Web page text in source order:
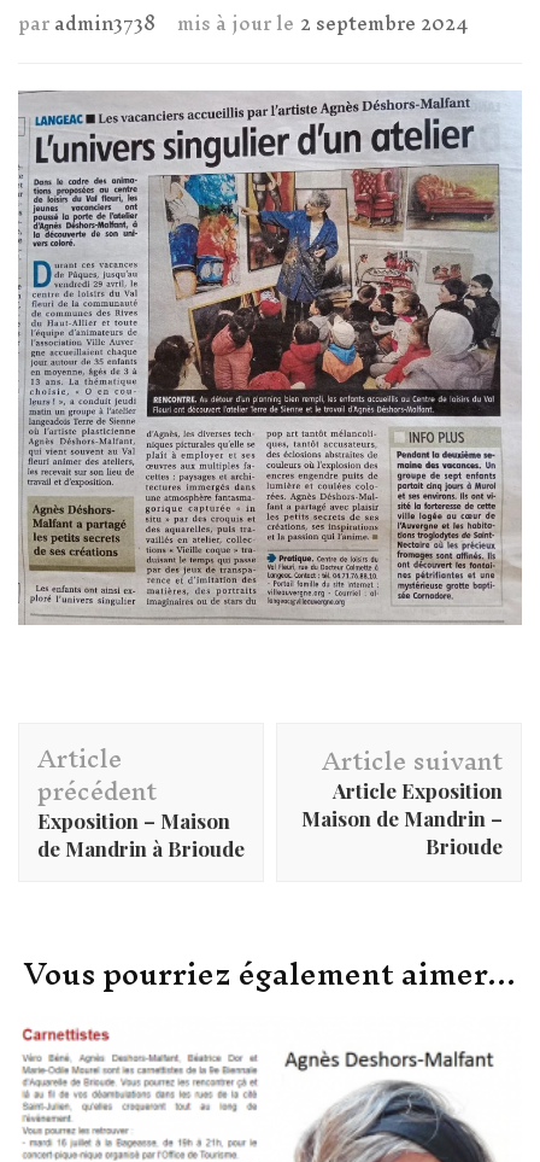
paradmin3738 mis à jour le2 septembre 2024
Navigation
d'article
Article
précédent
Exposition – Maison
de Mandrin à Brioude
Article suivant
Article Exposition
Maison de Mandrin –
Brioude
Vous pourriez également aimer...